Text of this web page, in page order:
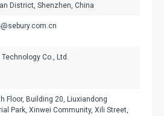
District, Shenzhen, China
Technology Co., Ltd.
Floor, Building 20, Liuxiandong
Park, Xinwei Community, Xili Street,